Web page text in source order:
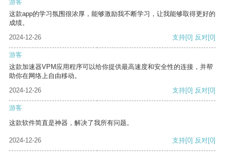
游客
这款app的学习氛围很浓厚，能够激励我不断学习，让我能够取得更好的
成绩。
2024-12-26
支持[0] 反对[0]
游客
这款加速器VPM应用程序可以给你提供最高速度和安全性的连接，并帮
助你在网络上自由移动。
2024-12-26
支持[0] 反对[0]
游客
这款软件简直是神器，解决了我所有问题。
2024-12-26 支持[0] 反对[0]